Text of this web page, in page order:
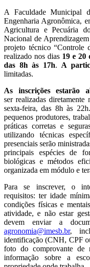
A Faculdade Municipal
Engenharia Agronômica,
Agricultura e Pecuária
Nacional de
projeto técnico “Controle
realizado nos dias 19 e 20
das 8h às 17h. A
limitadas.
As inscrições estarão
ser realizadas
sexta-feira, das 8h às
pequenos produtores,
práticas corretas e
utilizando técnicas
presenciais serão
principais espécies de
biológicas e métodos
organizada em módulo e
Para se inscrever, o
requisitos: ter idade
condições físicas e
atividade, e não estar
devem enviar a
agronomia@imesb.br,
identificação (CNH, CPF
foto do comprovante de
informação sobre a